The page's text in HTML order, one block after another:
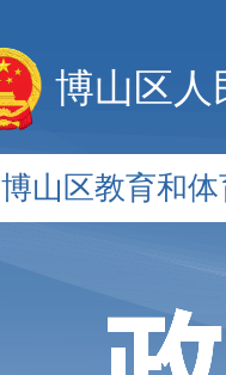
博山区人
博山区教育和体